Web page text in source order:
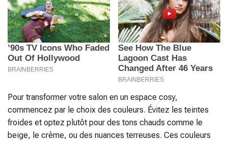
Pour transformer votre salon en un espace cosy,
commencez par le choix des couleurs. Évitez les teintes
froides et optez plutôt pour des tons chauds comme le
beige, le crème, ou des nuances terreuses. Ces couleurs